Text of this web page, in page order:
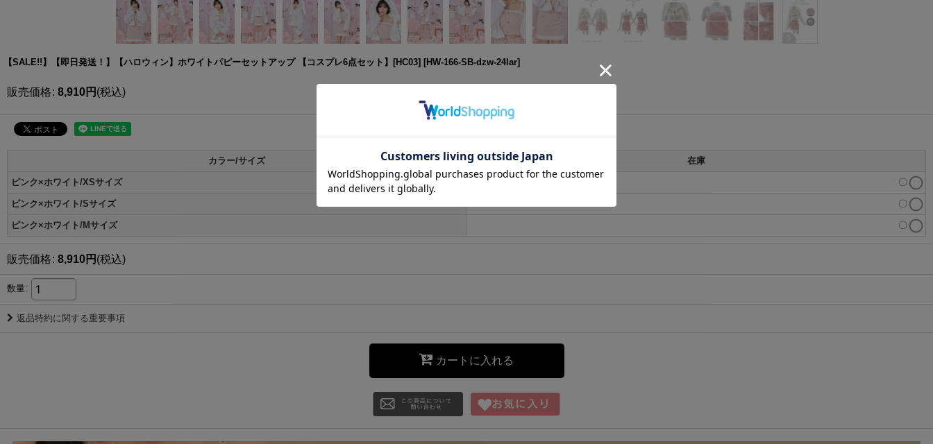
【SALE!!】【即日発送！】【ハロウィン】ホワイトパピーセットアップ 【コスプレ6点セット】[HC03] [HW-166-SB-dzw-24lar]
販売価格: 8,910円 (税込)
カラー/サイズ 在庫
ピンク×ホワイト/XSサイズ 〇
ピンク×ホワイト/Sサイズ 〇
ピンク×ホワイト/Mサイズ 〇
販売価格: 8,910円 (税込)
数量:
返品特約に関する重要事項
カートに入れる